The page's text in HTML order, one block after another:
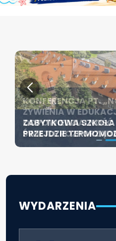
ZABYTKOWA SZKOŁA
PRZEJDZIE
KONFERENCJA PT.
ŻYWIENIA W
ŚWIETLE
SZCZECIN ROZWIJA
WŁĄCZAJĄCĄ -
SPECJALISTYCZNE
ROZPOCZYNA
WYDARZENIA